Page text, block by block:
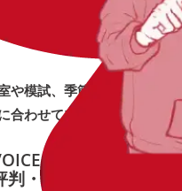
模試、季節講習
わせてプラスで
e-Liveの
判・口コミ